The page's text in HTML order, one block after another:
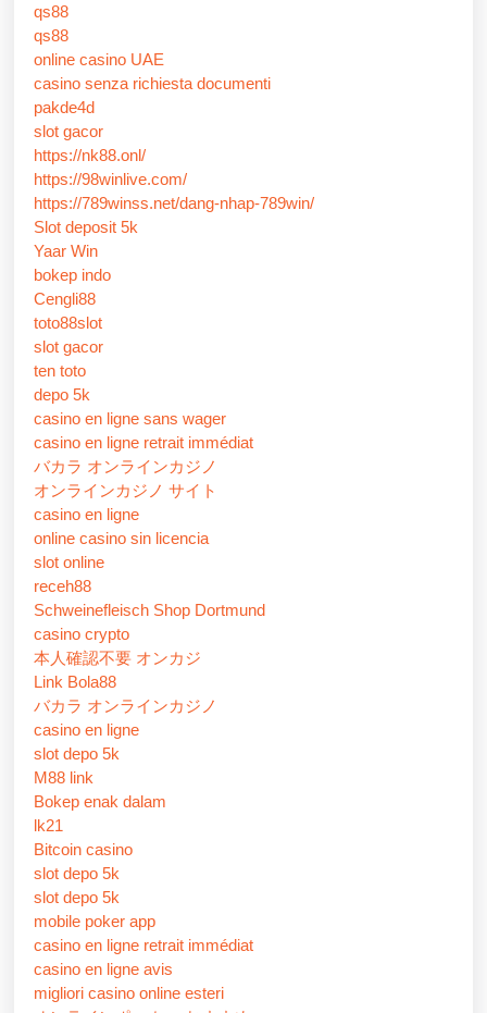
qs88
qs88
online casino UAE
casino senza richiesta documenti
pakde4d
slot gacor
https://nk88.onl/
https://98winlive.com/
https://789winss.net/dang-nhap-789win/
Slot deposit 5k
Yaar Win
bokep indo
Cengli88
toto88slot
slot gacor
ten toto
depo 5k
casino en ligne sans wager
casino en ligne retrait immédiat
バカラ オンラインカジノ
オンラインカジノ サイト
casino en ligne
online casino sin licencia
slot online
receh88
Schweinefleisch Shop Dortmund
casino crypto
本人確認不要 オンカジ
Link Bola88
バカラ オンラインカジノ
casino en ligne
slot depo 5k
M88 link
Bokep enak dalam
lk21
Bitcoin casino
slot depo 5k
slot depo 5k
mobile poker app
casino en ligne retrait immédiat
casino en ligne avis
migliori casino online esteri